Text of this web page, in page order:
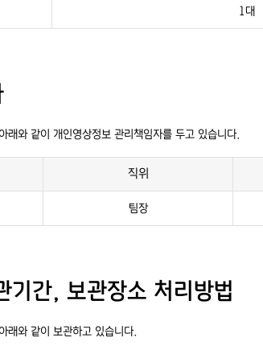
1대
와 같이 개인영상정보 관리책임자를 두고 있습니다.
직위
팀장
간, 보관장소 처리방법
래와 같이 보관하고 있습니다.